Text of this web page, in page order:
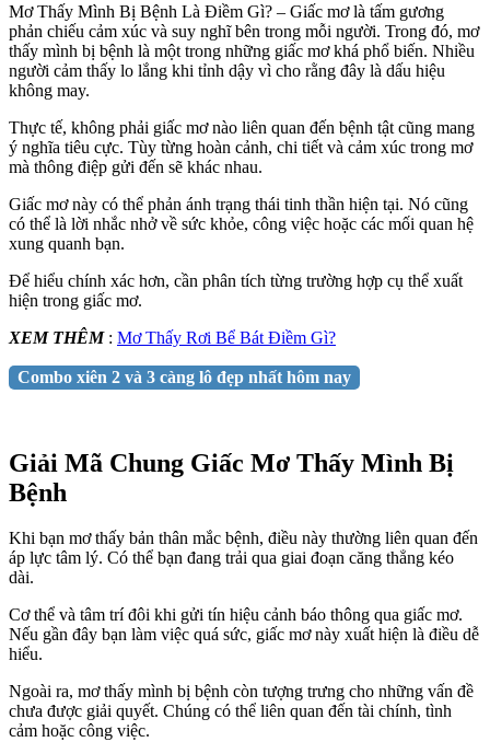
Mơ Thấy Mình Bị Bệnh Là Điềm Gì? – Giấc mơ là tấm gương
phản chiếu cảm xúc và suy nghĩ bên trong mỗi người. Trong đó, mơ
thấy mình bị bệnh là một trong những giấc mơ khá phổ biến. Nhiều
người cảm thấy lo lắng khi tỉnh dậy vì cho rằng đây là dấu hiệu
không may.
Thực tế, không phải giấc mơ nào liên quan đến bệnh tật cũng mang
ý nghĩa tiêu cực. Tùy từng hoàn cảnh, chi tiết và cảm xúc trong mơ
mà thông điệp gửi đến sẽ khác nhau.
Giấc mơ này có thể phản ánh trạng thái tinh thần hiện tại. Nó cũng
có thể là lời nhắc nhở về sức khỏe, công việc hoặc các mối quan hệ
xung quanh bạn.
Để hiểu chính xác hơn, cần phân tích từng trường hợp cụ thể xuất
hiện trong giấc mơ.
XEM THÊM: Mơ Thấy Rơi Bể Bát Điềm Gì?
Combo xiên 2 và 3 càng lô đẹp nhất hôm nay
Giải Mã Chung Giấc Mơ Thấy Mình Bị
Bệnh
Khi bạn mơ thấy bản thân mắc bệnh, điều này thường liên quan đến
áp lực tâm lý. Có thể bạn đang trải qua giai đoạn căng thẳng kéo
dài.
Cơ thể và tâm trí đôi khi gửi tín hiệu cảnh báo thông qua giấc mơ.
Nếu gần đây bạn làm việc quá sức, giấc mơ này xuất hiện là điều dễ
hiểu.
Ngoài ra, mơ thấy mình bị bệnh còn tượng trưng cho những vấn đề
chưa được giải quyết. Chúng có thể liên quan đến tài chính, tình
cảm hoặc công việc.